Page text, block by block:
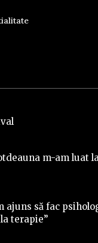
m-am luat
ajuns să fac
terapie”